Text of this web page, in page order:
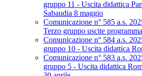
gruppo 11 - Uscita didattica
Sabaudia 8 maggio
Comunicazione n° 585 a.s.
Terzo gruppo uscite
Comunicazione n° 584 a.s.
gruppo 10 - Uscita didattica
Comunicazione n° 583 a.s.
gruppo 5 - Uscita didattica